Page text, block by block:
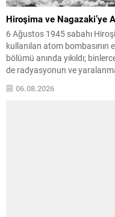
Hiroşima ve Nagazaki’ye
6 Ağustos 1945 sabahı
kullanılan atom
bölümü anında yıkıldı;
de radyasyonun ve
sorunlarıyla karşılaştı. Üç
kaderi paylaştı: ikinci...
06.08.2026